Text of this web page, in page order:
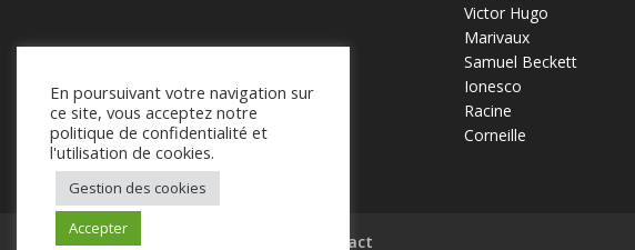
Victor Hugo
Marivaux
Samuel Beckett
Ionesco
Racine
Corneille
Contact
En poursuivant votre navigation sur
ce site, vous acceptez notre
politique de confidentialité et
l'utilisation de cookies.
Gestion des cookies
Accepter